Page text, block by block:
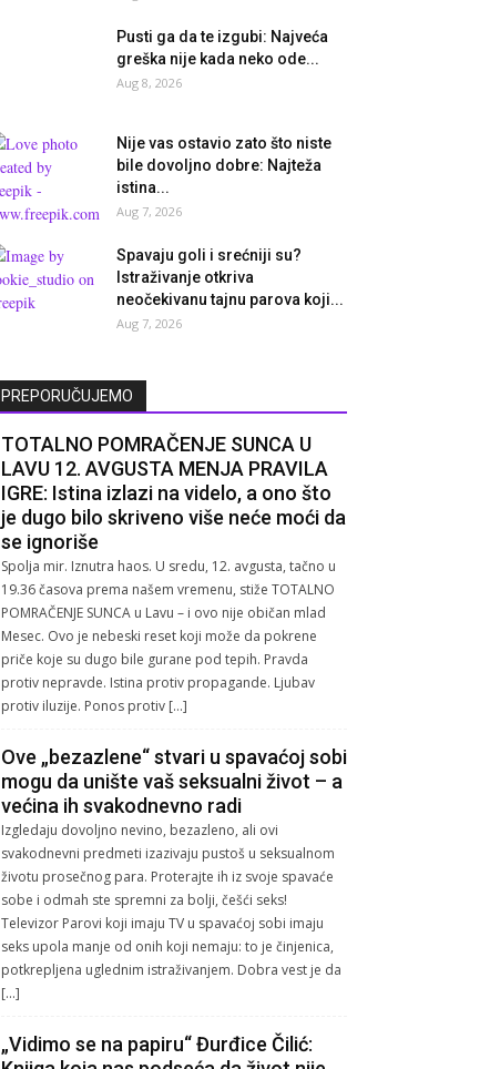
Pusti ga da te izgubi: Najveća
greška nije kada neko ode...
Aug 8, 2026
Nije vas ostavio zato što niste
bile dovoljno dobre: Najteža
istina...
Aug 7, 2026
Spavaju goli i srećniji su?
Istraživanje otkriva
neočekivanu tajnu parova koji...
Aug 7, 2026
PREPORUČUJEMO
TOTALNO POMRAČENJE SUNCA U
LAVU 12. AVGUSTA MENJA PRAVILA
IGRE: Istina izlazi na videlo, a ono što
je dugo bilo skriveno više neće moći da
se ignoriše
Spolja mir. Iznutra haos. U sredu, 12. avgusta, tačno u
19.36 časova prema našem vremenu, stiže TOTALNO
POMRAČENJE SUNCA u Lavu – i ovo nije običan mlad
Mesec. Ovo je nebeski reset koji može da pokrene
priče koje su dugo bile gurane pod tepih. Pravda
protiv nepravde. Istina protiv propagande. Ljubav
protiv iluzije. Ponos protiv […]
Ove „bezazlene“ stvari u spavaćoj sobi
mogu da unište vaš seksualni život – a
većina ih svakodnevno radi
Izgledaju dovoljno nevino, bezazleno, ali ovi
svakodnevni predmeti izazivaju pustoš u seksualnom
životu prosečnog para. Proterajte ih iz svoje spavaće
sobe i odmah ste spremni za bolji, češći seks!
Televizor Parovi koji imaju TV u spavaćoj sobi imaju
seks upola manje od onih koji nemaju: to je činjenica,
potkrepljena uglednim istraživanjem. Dobra vest je da
[…]
„Vidimo se na papiru“ Đurđice Čilić: